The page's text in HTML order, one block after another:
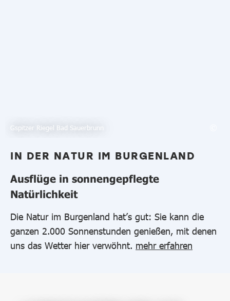
Gspitzer Riegel Bad Sauerbrunn
IN DER NATUR IM BURGENLAND
Ausflüge in sonnengepflegte
Natürlichkeit
Die Natur im Burgenland hat’s gut: Sie kann die
ganzen 2.000 Sonnenstunden genießen, mit denen
uns das Wetter hier verwöhnt. mehr erfahren